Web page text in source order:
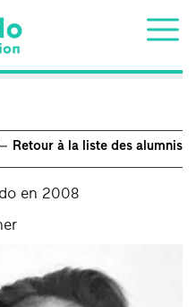
Retour à la liste des alumnis
en 2008